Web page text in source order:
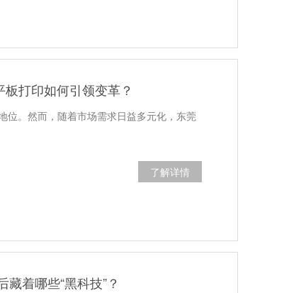
打印如何引领变革？
位。然而，随着市场需求日益多元化，东莞
了解详情
着哪些“黑科技”？